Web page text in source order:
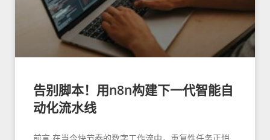
告别脚本！用n8n构建下一代智能自
动化流水线